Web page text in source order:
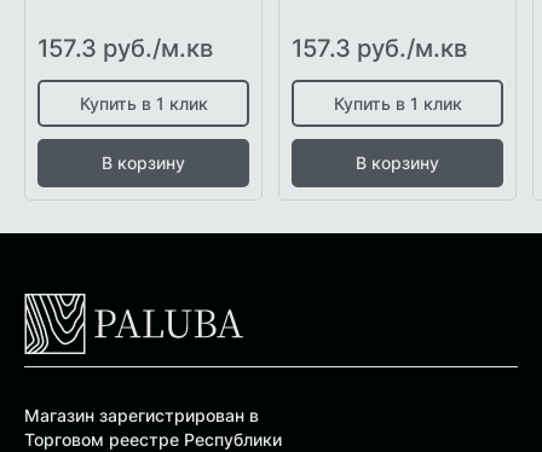
157.3 руб./м.кв
Купить в 1 клик
В корзину
157.3 руб./м.кв
Купить в 1 клик
В корзину
Магазин зарегистрирован в
Торговом реестре Республики